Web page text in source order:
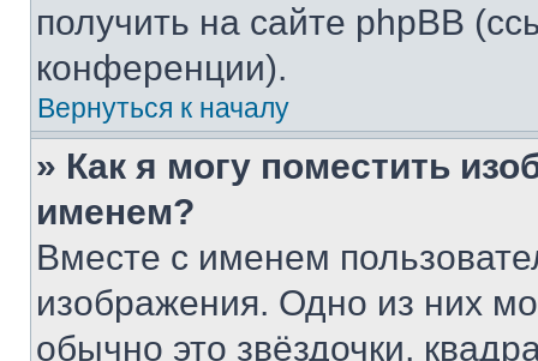
получить на сайте phpBB
конференции).
Вернуться к началу
» Как я могу поместить
именем?
Вместе с именем
изображения. Одно из них
обычно это звёздочки,